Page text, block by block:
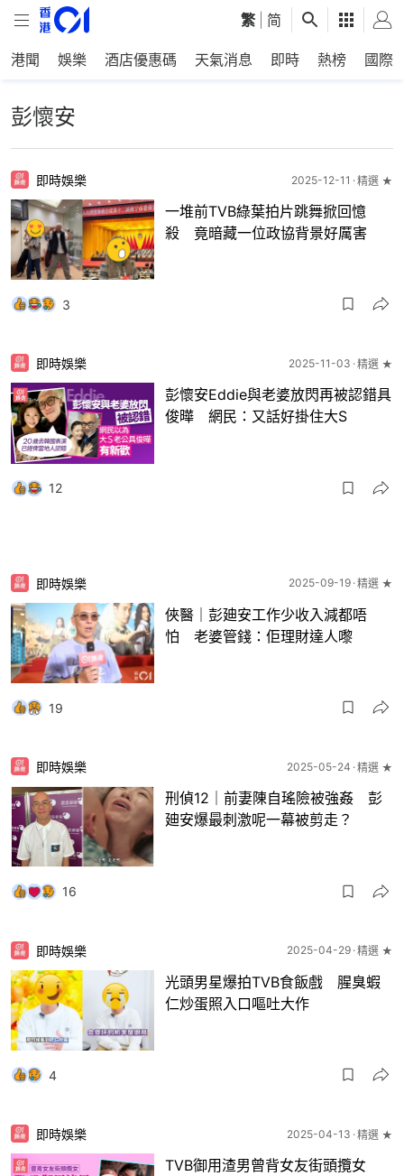
繁 简
港聞 娛樂 酒店優惠碼 天氣消息 即時 熱榜 國際
彭懷安
即時娛樂 2025-12-11 精選 ★
一堆前TVB綠葉拍片跳舞掀回憶
殺 竟暗藏一位政協背景好厲害
3
即時娛樂 2025-11-03 精選 ★
彭懷安Eddie與老婆放閃再被認錯具
俊曄 網民：又話好掛住大S
12
即時娛樂 2025-09-19 精選 ★
俠醫｜彭廸安工作少收入減都唔
怕 老婆管錢：佢理財達人嚟
19
即時娛樂 2025-05-24 精選 ★
刑偵12｜前妻陳自瑤險被強姦 彭
廸安爆最刺激呢一幕被剪走？
16
即時娛樂 2025-04-29 精選 ★
光頭男星爆拍TVB食飯戲 腥臭蝦
仁炒蛋照入口嘔吐大作
4
即時娛樂 2025-04-13 精選 ★
TVB御用渣男曾背女友街頭攬女